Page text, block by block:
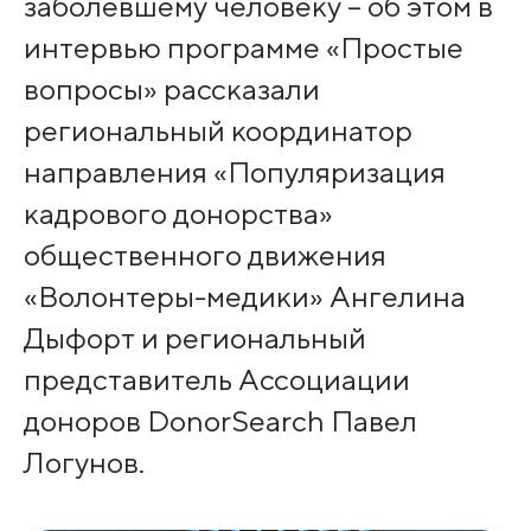
интервью программе «Простые
вопросы» рассказали
региональный координатор
направления «Популяризация
кадрового донорства»
общественного движения
«Волонтеры-медики» Ангелина
Дыфорт и региональный
представитель Ассоциации
доноров DonorSearch Павел
Логунов.